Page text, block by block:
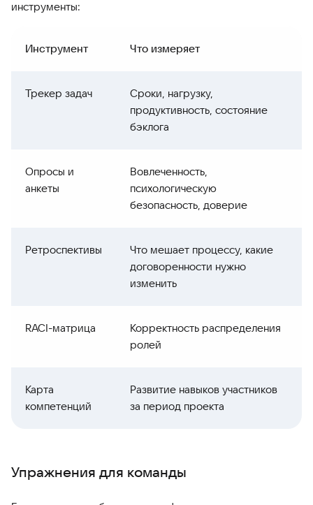
инструменты:
Инструмент Что измеряет
Трекер задач
Сроки, нагрузку,
продуктивность, состояние
бэклога
Опросы и
анкеты
Вовлеченность,
психологическую
безопасность, доверие
Ретроспективы
Что мешает процессу, какие
договоренности нужно
изменить
RACI-матрица
Корректность распределения
ролей
Карта
компетенций
Развитие навыков участников
за период проекта
Упражнения для команды